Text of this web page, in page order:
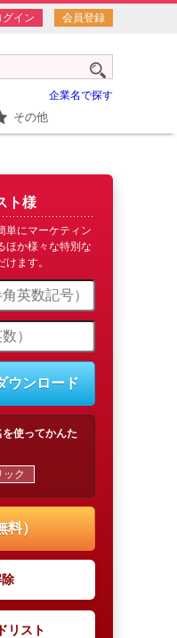
グイン 会員登録
企業名で探す
その他
ト様
単にマーケティン
ほか様々な特別な
ます。
ウンロード
使ってかんた
ック
）
リスト